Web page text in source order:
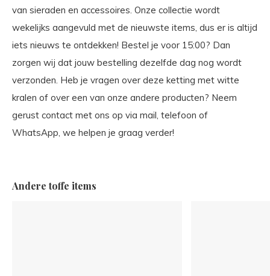
van sieraden en accessoires. Onze collectie wordt
wekelijks aangevuld met de nieuwste items, dus er is altijd
iets nieuws te ontdekken! Bestel je voor 15:00? Dan
zorgen wij dat jouw bestelling dezelfde dag nog wordt
verzonden. Heb je vragen over deze ketting met witte
kralen of over een van onze andere producten? Neem
gerust contact met ons op via mail, telefoon of
WhatsApp, we helpen je graag verder!
Andere toffe items